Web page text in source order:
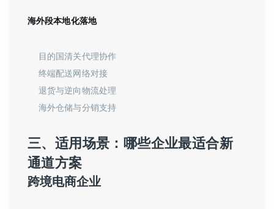
海外段本地化落地
目的国清关代理协作
终端配送网络对接
退货与逆向物流处理
海外仓储与分销支持
三、适用场景：哪些企业最适合新
通道方案
跨境电商企业